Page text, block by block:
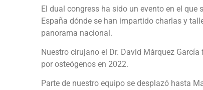
El dual congress ha sido un evento en el
España dónde se han impartido charlas y
panorama nacional.
Nuestro cirujano el Dr. David Márquez
por osteógenos en 2022.
Parte de nuestro equipo se desplazó hasta